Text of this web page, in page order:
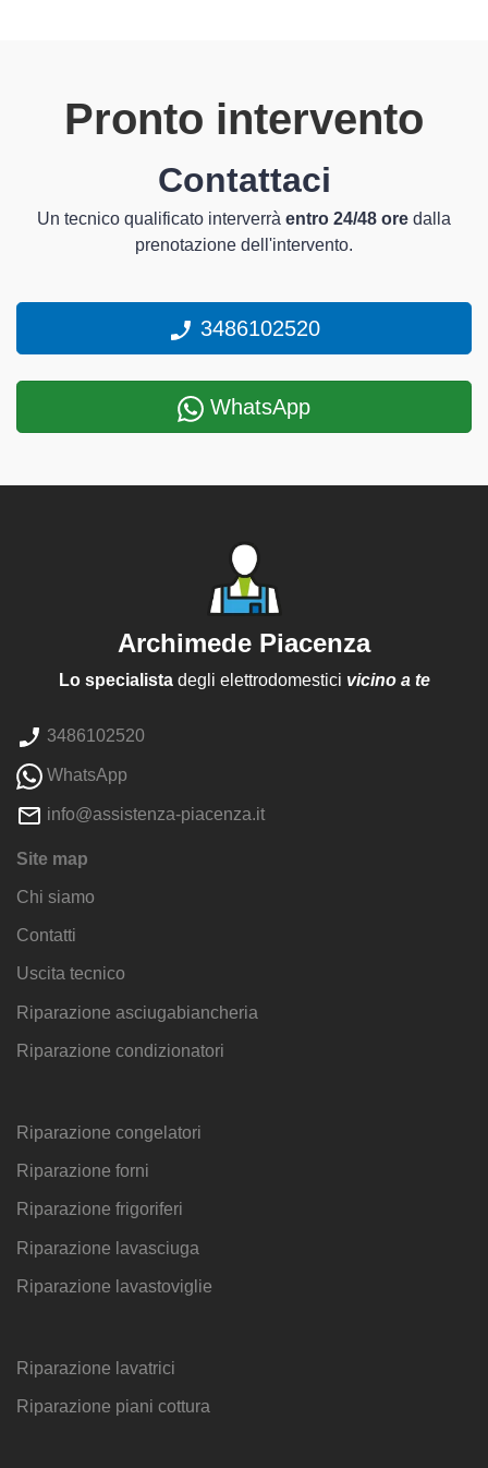
Pronto intervento
Contattaci
Un tecnico qualificato interverrà entro 24/48 ore dalla
prenotazione dell'intervento.
3486102520
WhatsApp
Archimede Piacenza
Lo specialistadegli elettrodomestici vicino a te
3486102520
WhatsApp
info@assistenza-piacenza.it
Site map
Chi siamo
Contatti
Uscita tecnico
Riparazione asciugabiancheria
Riparazione condizionatori
Riparazione congelatori
Riparazione forni
Riparazione frigoriferi
Riparazione lavasciuga
Riparazione lavastoviglie
Riparazione lavatrici
Riparazione piani cottura